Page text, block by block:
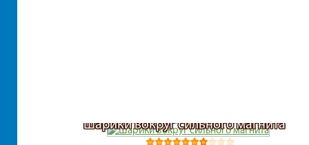
Шарики вокруг сильного магнита